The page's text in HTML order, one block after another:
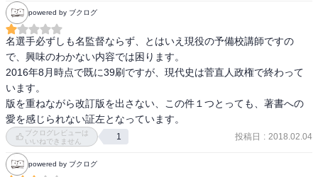
は同様の内容で記載されているが、後者は記載なし。
とはいえ、前述の様に「鵜呑みにしたら…」と書いているのに、コ
コはどこぞの発表を鵜呑みにしている様な気がする。著者の見解か
もしれないけど、それならそれでそのように記述するか、異論があ
ることも書いておいて欲しかったと思う。
4.ココが変わったぞ！
powered by ブクログ
名選手必ずしも名監督ならず、とはいえ現役の予備校講師ですの
で、興味のわかない内容では困ります。
2016年8月時点で既に39刷ですが、現代史は菅直人政権で終わって
います。
版を重ねながら改訂版を出さない、この件１つとっても、著書への
愛を感じられない証左となっています。
ブクログレビューは
いいねできません
1 投稿日 : 2018.02.04
powered by ブクログ